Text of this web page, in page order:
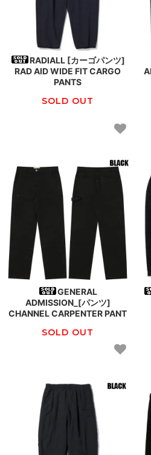
RADIALL [カーゴパンツ]
RAD AID WIDE FIT CARGO
PANTS
SOLD OUT
GENERAL
ADMISSION_[パンツ]
CHANNEL CARPENTER PANT
SOLD OUT